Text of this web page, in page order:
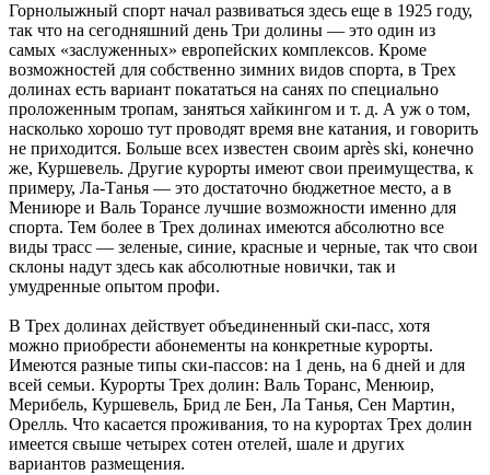
Горнолыжный спорт начал развиваться здесь еще в 1925 году,
так что на сегодняшний день Три долины — это один из
самых «заслуженных» европейских комплексов. Кроме
возможностей для собственно зимних видов спорта, в Трех
долинах есть вариант покататься на санях по специально
проложенным тропам, заняться хайкингом и т. д. А уж о том,
насколько хорошо тут проводят время вне катания, и говорить
не приходится. Больше всех известен своим après ski, конечно
же, Куршевель. Другие курорты имеют свои преимущества, к
примеру, Ла-Танья — это достаточно бюджетное место, а в
Мениюре и Валь Торансе лучшие возможности именно для
спорта. Тем более в Трех долинах имеются абсолютно все
виды трасс — зеленые, синие, красные и черные, так что свои
склоны надут здесь как абсолютные новички, так и
умудренные опытом профи.
В Трех долинах действует объединенный ски-пасс, хотя
можно приобрести абонементы на конкретные курорты.
Имеются разные типы ски-пассов: на 1 день, на 6 дней и для
всей семьи. Курорты Трех долин: Валь Торанс, Менюир,
Мерибель, Куршевель, Брид ле Бен, Ла Танья, Сен Мартин,
Орелль. Что касается проживания, то на курортах Трех долин
имеется свыше четырех сотен отелей, шале и других
вариантов размещения.